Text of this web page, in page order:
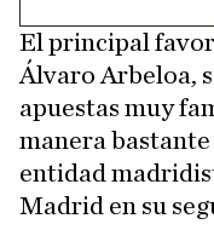
El principal
Álvaro Arbeloa,
apuestas muy
manera
entidad
Madrid en su